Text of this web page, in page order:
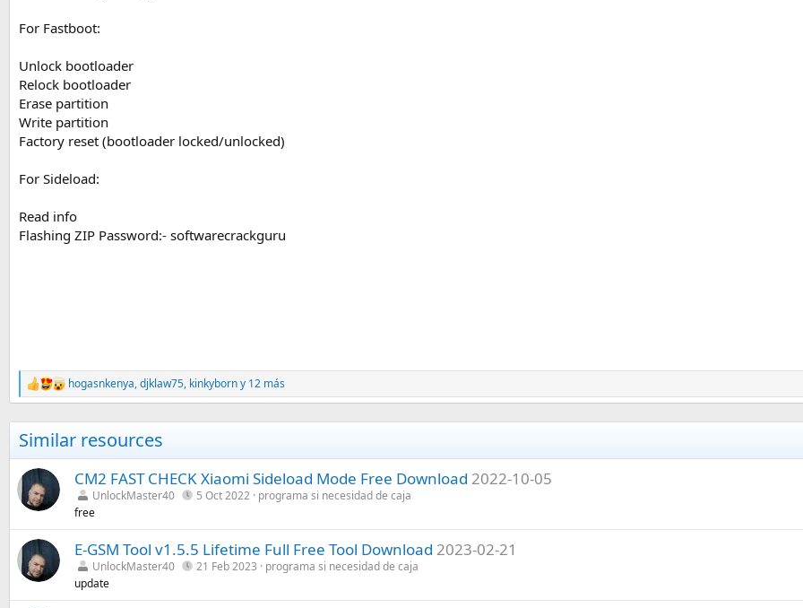
For Fastboot:
Unlock bootloader
Relock bootloader
Erase partition
Write partition
Factory reset (bootloader locked/unlocked)
For Sideload:
Read info
Flashing ZIP Password:- softwarecrackguru
R
e
c
c
i
o
n
e
:
hogasnkenya,djklaw75, kinkyborny 12 más
Similar resources
CM2 FAST CHECK Xiaomi Sideload Mode Free Download 2022-10-05
UnlockMaster40 5 Oct 2022 programa si necesidad de caja
free
E-GSM Tool v1.5.5 Lifetime Full Free Tool Download 2023-02-21
UnlockMaster40 21 Feb 2023
programa si necesidad de caja
update